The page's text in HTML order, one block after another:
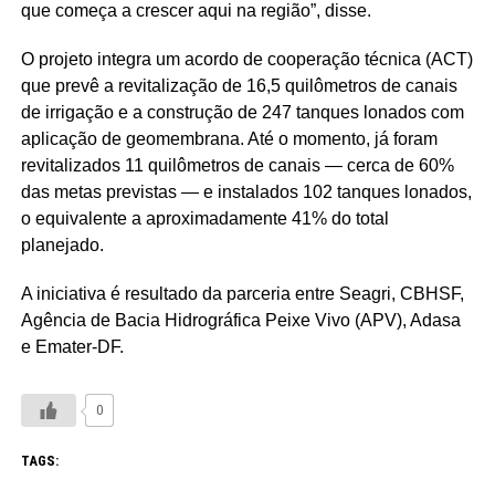
que começa a crescer aqui na região”, disse.
O projeto integra um acordo de cooperação técnica (ACT)
que prevê a revitalização de 16,5 quilômetros de canais
de irrigação e a construção de 247 tanques lonados com
aplicação de geomembrana. Até o momento, já foram
revitalizados 11 quilômetros de canais — cerca de 60%
das metas previstas — e instalados 102 tanques lonados,
o equivalente a aproximadamente 41% do total
planejado.
A iniciativa é resultado da parceria entre Seagri, CBHSF,
Agência de Bacia Hidrográfica Peixe Vivo (APV), Adasa
e Emater-DF.
0
TAGS: